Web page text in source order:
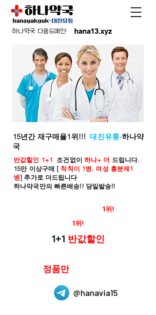
hana13.xyz
하나약국 다음도메인:
15년간 재구매율1위!!!대진유통-하나약
국
반값할인 1+1 조건없이 하나+ 더 드립니다.
15만 이상구매 [ 칙칙이 1병, 여성 흥분제1
병] 추가로 더드립니다
하나약국만의 빠른배송!! 당일발송!!
1위!
1위!
1+1 반값할인
정품만
@hanavia15